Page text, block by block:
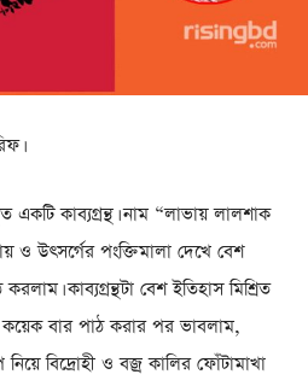
কাব্যগ্রন্থ। নাম “লাভায় লালশাক
ও উৎসর্গের পংক্তিমালা দেখে বেশ
কাব্যগ্রন্থটা বেশ ইতিহাস মিশ্রিত
কয়েক বার পাঠ করার পর ভাবলাম,
বিদ্রোহী ও বজ্র কালির ফোঁটামাখা